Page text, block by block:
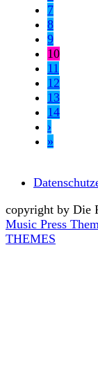
7
8
9
10
11
12
13
14
›
»
copyright by Die
Music Press
THEMES